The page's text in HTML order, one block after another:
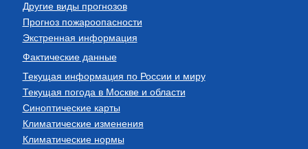
Другие виды прогнозов
Прогноз пожароопасности
Экстренная информация
Фактические данные
Текущая информация по России и миру
Текущая погода в Москве и области
Синоптические карты
Климатические изменения
Климатические нормы